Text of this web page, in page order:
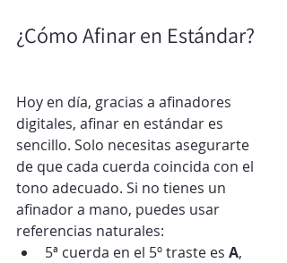
¿Cómo Afinar en Estándar?
Hoy en día, gracias a afinadores
digitales, afinar en estándar es
sencillo. Solo necesitas asegurarte
de que cada cuerda coincida con el
tono adecuado. Si no tienes un
afinador a mano, puedes usar
referencias naturales:
5ª cuerda en el 5º traste es A,